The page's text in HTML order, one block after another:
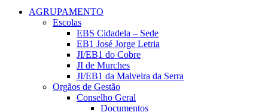
AGRUPAMENTO
Escolas
EBS Cidadela – Sede
EB1 José Jorge Letria
JI/EB1 do Cobre
JI de Murches
JI/EB1 da Malveira da Serra
Orgãos de Gestão
Conselho Geral
Documentos